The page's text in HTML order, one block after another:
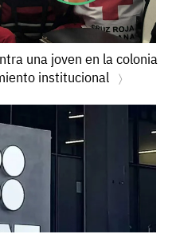
una joven en la colonia
institucional